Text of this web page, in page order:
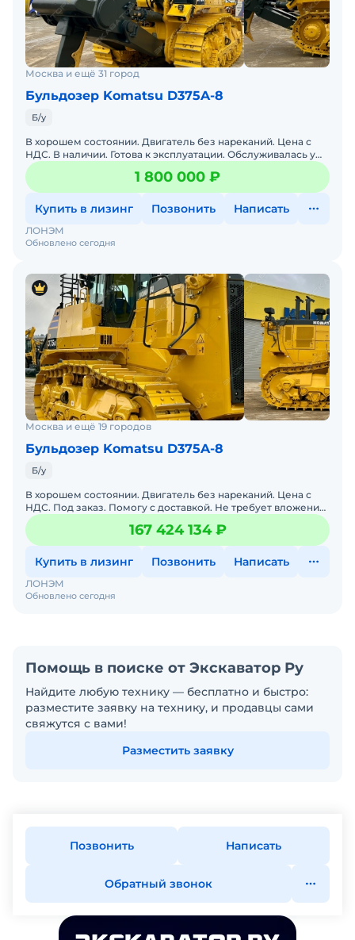
Москва и ещё 31 город
Бульдозер Komatsu D375A-8
Б/у
В хорошем состоянии. Двигатель без нареканий. Цена с
НДС. В наличии. Готова к эксплуатации. Обслуживалась у
оф. дилера. Гарантия 12 месяцев.
1 800 000 ₽
Купить в лизинг Позвонить Написать
Обновлено сегодня
ЛОНЭМ
Москва и ещё 19 городов
Бульдозер Komatsu D375A-8
Б/у
В хорошем состоянии. Двигатель без нареканий. Цена с
НДС. Под заказ. Помогу с доставкой. Не требует вложений.
Возможна продажа в лизинг. Готова к эксплуатации.
167 424 134 ₽
Купить в лизинг Позвонить Написать
Обновлено сегодня
ЛОНЭМ
Помощь в поиске от Экскаватор Ру
Найдите любую технику — бесплатно и быстро:
разместите заявку на технику, и продавцы сами
свяжутся с вами!
Разместить заявку
Позвонить Написать
Обратный звонок